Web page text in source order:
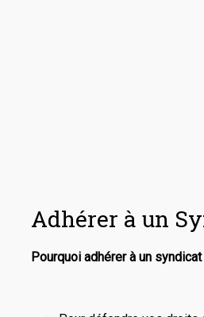
Adhérer à un
Pourquoi adhérer à un syndicat